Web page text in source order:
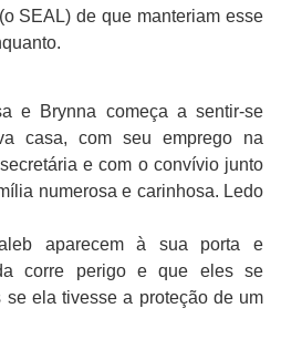
SEAL) de que manteriam esse
e Brynna começa a sentir-se
casa, com seu emprego na
e com o convívio junto
numerosa e carinhosa. Ledo
aparecem à sua porta e
corre perigo e que eles se
se ela tivesse a proteção de um